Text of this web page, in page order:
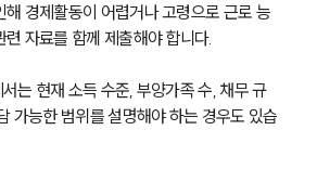
해 경제활동이 어렵거나 고령으로 근로 능
자료를 함께 제출해야 합니다.
는 현재 소득 수준, 부양가족 수, 채무 규
가능한 범위를 설명해야 하는 경우도 있습